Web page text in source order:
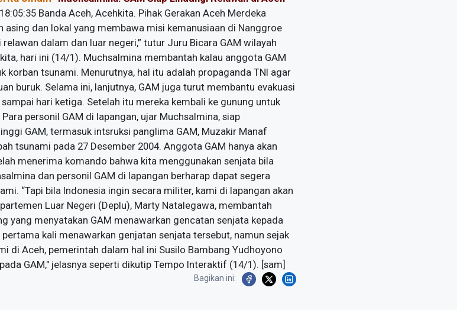
Banda Aceh, Acehkita. Pihak Gerakan Aceh Merdeka
asing dan lokal yang membawa misi kemanusiaan di Nanggroe
dalam dan luar negeri,” tutur Juru Bicara GAM wilayah
hari ini (14/1). Muchsalmina membantah kalau anggota GAM
tsunami. Menurutnya, hal itu adalah propaganda TNI agar
buruk. Selama ini, lanjutnya, GAM juga turut membantu evakuasi
hari ketiga. Setelah itu mereka kembali ke gunung untuk
personil GAM di lapangan, ujar Muchsalmina, siap
GAM, termasuk intsruksi panglima GAM, Muzakir Manaf
tsunami pada 27 Desember 2004. Anggota GAM hanya akan
menerima komando bahwa kita menggunakan senjata bila
dan personil GAM di lapangan berharap dapat segera
“Tapi bila Indonesia ingin secara militer, kami di lapangan akan
Luar Negeri (Deplu), Marty Natalegawa, membantah
yang menyatakan GAM menawarkan gencatan senjata kepada
kali menawarkan genjatan senjata tersebut, namun sejak
di Aceh, pemerintah dalam hal ini Susilo Bambang Yudhoyono
GAM," jelasnya seperti dikutip Tempo Interaktif (14/1). [sam]
Bagikan ini: